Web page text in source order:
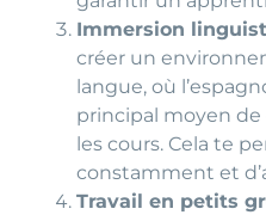
Immersion
créer un
langue, où
principal moyen
les cours. Cela te
constamment et
Travail en petits